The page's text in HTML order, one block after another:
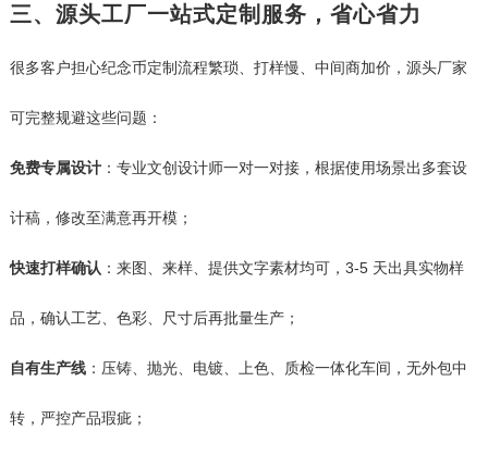
三、源头工厂一站式定制服务，省心省力
很多客户担心纪念币定制流程繁琐、打样慢、中间商加价，源头厂家
可完整规避这些问题：
免费专属设计：专业文创设计师一对一对接，根据使用场景出多套设
计稿，修改至满意再开模；
快速打样确认 ：来图、来样、提供文字素材均可，3-5 天出具实物样
品，确认工艺、色彩、尺寸后再批量生产；
自有生产线：压铸、抛光、电镀、上色、质检一体化车间，无外包中
转，严控产品瑕疵；